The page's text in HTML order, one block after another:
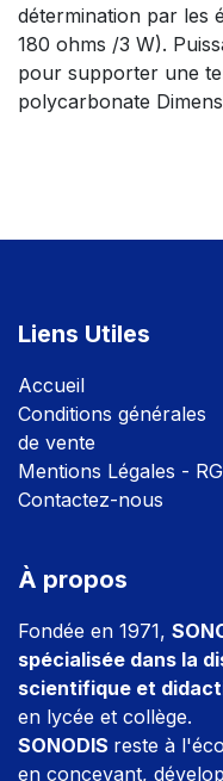
détermination par les
180 ohms /3 W).
pour supporter une
polycarbonate
Liens Utiles
Accueil
Conditions générales
de vente
Mentions Légales -
Contactez-nous
À propos
Fondée en 1971,
spécialisée dans la
scientifique et
en lycée et collège.
SONODIS reste à
en concevant,